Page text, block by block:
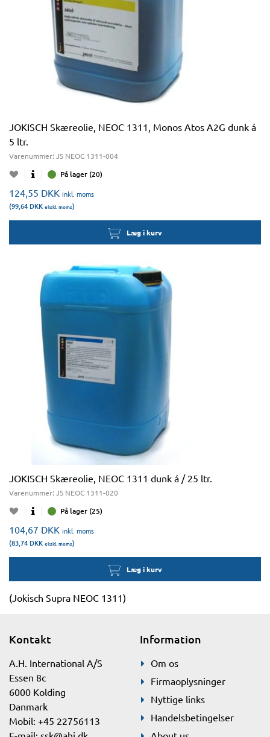
JOKISCH Skæreolie, NEOC 1311, Monos Atos A2G dunk á
5 ltr.
Varenummer: JS NEOC 1311-004
På lager (20)
124,55 DKK inkl. moms
(99,64 DKK ekskl. moms)
Læg i kurv
JOKISCH Skæreolie, NEOC 1311 dunk á / 25 ltr.
Varenummer: JS NEOC 1311-020
På lager (25)
104,67 DKK inkl. moms
(83,74 DKK ekskl. moms)
Læg i kurv
(Jokisch Supra NEOC 1311)
Kontakt
A.H. International A/S
Essen 8c
6000 Kolding
Danmark
Mobil: +45 22756113
Information
Om os
Firmaoplysninger
Nyttige links
Handelsbetingelser